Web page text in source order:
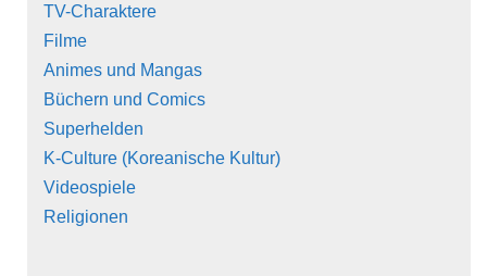
TV-Charaktere
Filme
Animes und Mangas
Büchern und Comics
Superhelden
K-Culture (Koreanische Kultur)
Videospiele
Religionen